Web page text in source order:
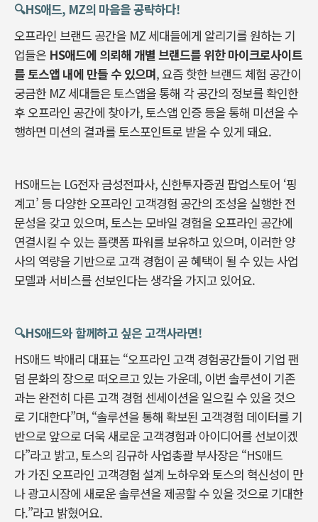
🔍️HS애드, MZ의 마음을 공략하다!
오프라인 브랜드 공간을 MZ 세대들에게 알리기를 원하는 기
업들은 HS애드에 의뢰해 개별 브랜드를 위한 마이크로사이트
를 토스앱 내에 만들 수 있으며, 요즘 핫한 브랜드 체험 공간이
궁금한 MZ 세대들은 토스앱을 통해 각 공간의 정보를 확인한
후 오프라인 공간에 찾아가, 토스앱 인증 등을 통해 미션을 수
행하면 미션의 결과를 토스포인트로 받을 수 있게 돼요.
HS애드는 LG전자 금성전파사, 신한투자증권 팝업스토어 ‘핑
계고’ 등 다양한 오프라인 고객경험 공간의 조성을 실행한 전
문성을 갖고 있으며, 토스는 모바일 경험을 오프라인 공간에
연결시킬 수 있는 플랫폼 파워를 보유하고 있으며, 이러한 양
사의 역량을 기반으로 고객 경험이 곧 혜택이 될 수 있는 사업
모델과 서비스를 선보인다는 생각을 가지고 있어요.
🔍️HS애드와 함께하고 싶은 고객사라면!
HS애드 박애리 대표는 “오프라인 고객 경험공간들이 기업 팬
덤 문화의 장으로 떠오르고 있는 가운데, 이번 솔루션이 기존
과는 완전히 다른 고객 경험 센세이션을 일으킬 수 있을 것으
로 기대한다”며, “솔루션을 통해 확보된 고객경험 데이터를 기
반으로 앞으로 더욱 새로운 고객경험과 아이디어를 선보이겠
다”라고 밝고, 토스의 김규하 사업총괄 부사장은 “HS애드
가 가진 오프라인 고객경험 설계 노하우와 토스의 혁신성이 만
나 광고시장에 새로운 솔루션을 제공할 수 있을 것으로 기대한
다.”라고 밝혔어요.